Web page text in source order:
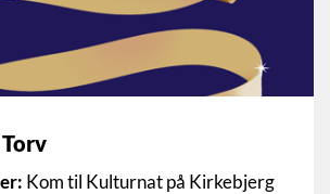
Kom til Kulturnat på Kirkebjerg